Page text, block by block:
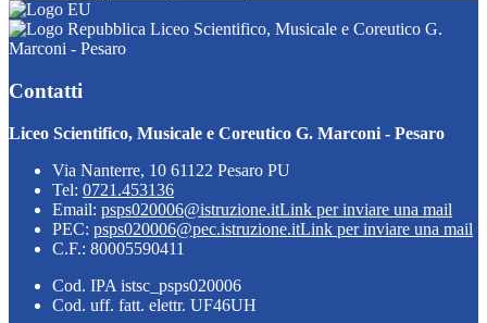
Liceo Scientifico, Musicale e Coreutico G.
Marconi - Pesaro
Contatti
Liceo Scientifico, Musicale e Coreutico G. Marconi - Pesaro
Via Nanterre, 10 61122 Pesaro PU
Tel: 0721.453136
Email: psps020006@istruzione.itLink per inviare una mail
PEC: psps020006@pec.istruzione.itLink per inviare una mail
C.F.: 80005590411
Cod. IPA istsc_psps020006
Cod. uff. fatt. elettr. UF46UH